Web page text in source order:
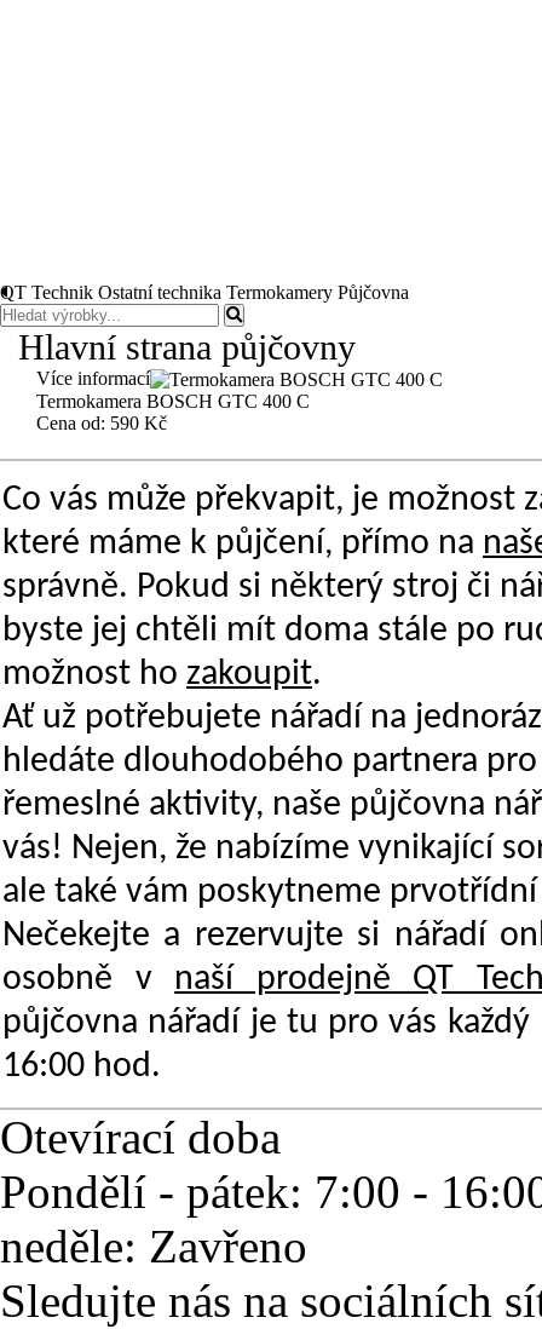
QT Technik Ostatní technika Termokamery Půjčovna
Hlavní strana půjčovny
Více informací
Termokamera BOSCH GTC 400 C
Cena od: 590 Kč
Co vás může překvapit, je možnost
které máme k půjčení, přímo na
správně. Pokud si některý stroj či
byste jej chtěli mít doma stále po
možnost ho zakoupit.
Ať už potřebujete nářadí na
hledáte dlouhodobého partnera
řemeslné aktivity, naše půjčovna
vás! Nejen, že nabízíme vynikající
ale také vám poskytneme prvotřídní
Nečekejte a rezervujte si nářadí
osobně v naší prodejně QT
půjčovna nářadí je tu pro vás
16:00 hod.
Otevírací doba
Pondělí - pátek: 7:00 -
neděle: Zavřeno
Sledujte nás na sociálních